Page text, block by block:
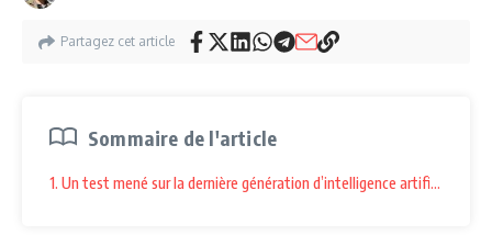
Partagez cet article
Sommaire de l'article
1. Un test mené sur la dernière génération d’intelligence artificielle